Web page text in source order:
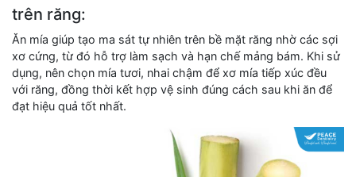
trên răng:
Ăn mía giúp tạo ma sát tự nhiên trên bề mặt răng nhờ các sợi
xơ cứng, từ đó hỗ trợ làm sạch và hạn chế mảng bám. Khi sử
dụng, nên chọn mía tươi, nhai chậm để xơ mía tiếp xúc đều
với răng, đồng thời kết hợp vệ sinh đúng cách sau khi ăn để
đạt hiệu quả tốt nhất.